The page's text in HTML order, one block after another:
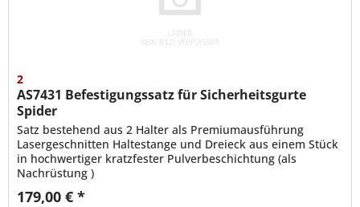
2
AS7431 Befestigungssatz für Sicherheitsgurte
Spider
Satz bestehend aus 2 Halter als Premiumausführung
Lasergeschnitten Haltestange und Dreieck aus einem Stück
in hochwertiger kratzfester Pulverbeschichtung (als
Nachrüstung )
179,00 € *